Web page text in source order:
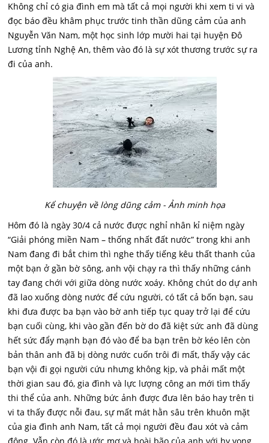
Không chỉ có gia đình em mà tất cả mọi người khi xem ti vi và
đọc báo đều khâm phục trước tinh thần dũng cảm của anh
Nguyễn Văn Nam, một học sinh lớp mười hai tại huyện Đô
Lương tỉnh Nghệ An, thêm vào đó là sự xót thương trước sự ra
đi của anh.
Kể chuyện về lòng dũng cảm - Ảnh minh họa
Hôm đó là ngày 30/4 cả nước được nghỉ nhân kỉ niệm ngày
“Giải phóng miền Nam – thống nhất đất nước” trong khi anh
Nam đang đi bắt chim thì nghe thấy tiếng kêu thất thanh của
một bạn ở gần bờ sông, anh vội chạy ra thì thấy những cánh
tay đang chới với giữa dòng nước xoáy. Không chút do dự anh
đã lao xuống dòng nước để cứu người, có tất cả bốn bạn, sau
khi đưa được ba bạn vào bờ anh tiếp tục quay trở lại để cứu
bạn cuối cùng, khi vào gần đến bờ do đã kiệt sức anh đã dùng
hết sức đẩy mạnh bạn đó vào để ba bạn trên bờ kéo lên còn
bản thân anh đã bị dòng nước cuốn trôi đi mất, thấy vậy các
bạn vội đi gọi người cứu nhưng không kịp, và phải mất một
thời gian sau đó, gia đình và lực lượng công an mới tìm thấy
thi thể của anh. Những bức ảnh được đưa lên báo hay trên ti
vi ta thấy được nỗi đau, sự mất mát hằn sâu trên khuôn mặt
của gia đình anh Nam, tất cả mọi người đều đau xót và cảm